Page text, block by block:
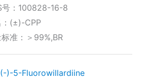
号：100828-16-8
：(±)-CPP
标准：＞99%,BR
)-5-Fluorowillardiine